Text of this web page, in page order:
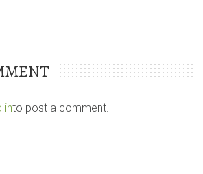
into post a comment.